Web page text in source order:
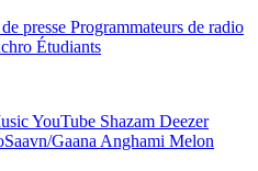
presse Programmateurs de radio
Étudiants
YouTube Shazam Deezer
Gaana Anghami Melon